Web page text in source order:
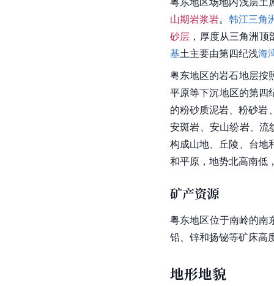
山期岩浆岩。 韩江三角
砂层 ，厚度从三角洲 顶
基土主要由第四纪浅海
粤东地区的岩石地层按
平原等下沉地区的第四
的粉砂质泥岩、粉砂岩
安斑岩、安山纷岩、流
构成山地、丘陵、 台地
和平原，地势北高南低
矿产资源
粤东地区位于南岭的南
铅、锌和扬铋等矿床高
地形地貌